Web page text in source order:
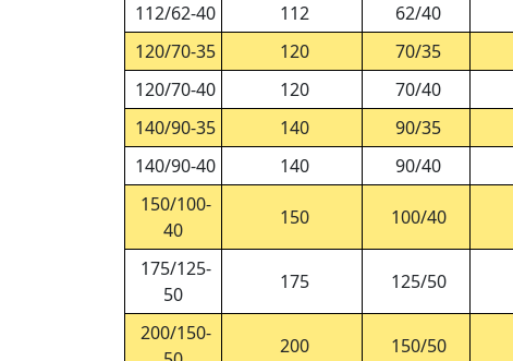
112/62-40
112 62/40
120/70-35
120 70/35
120/70-40
120 70/40
140/90-35
140 90/35
140/90-40
140 90/40
150/100-
40
150 100/40
175/125-
50
175 125/50
200/150-
200 150/50